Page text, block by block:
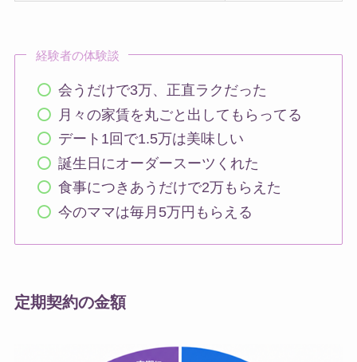
経験者の体験談
会うだけで3万、正直ラクだった
月々の家賃を丸ごと出してもらってる
デート1回で1.5万は美味しい
誕生日にオーダースーツくれた
食事につきあうだけで2万もらえた
今のママは毎月5万円もらえる
定期契約の金額